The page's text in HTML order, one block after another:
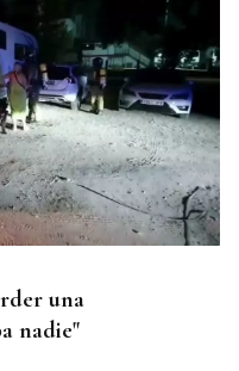
de verano
una
nadie"